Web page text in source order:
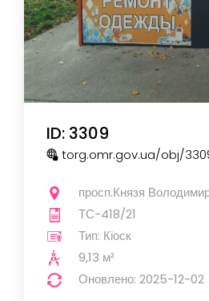
ID: 3309
torg.omr.gov.ua/obj/
просп.Князя
ТС-418/21
Тип: Кіоск
9,13 м²
Оновлено: 2025-12-02